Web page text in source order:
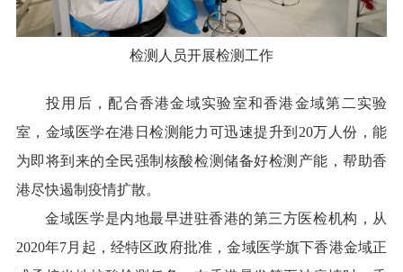
检测人员开展检测工作
投用后，配合香港金域实验室和香港金域第二实验
室，金域医学在港日检测能力可迅速提升到20万人份，能
为即将到来的全民强制核酸检测储备好检测产能，帮助香
港尽快遏制疫情扩散。
金域医学是内地最早进驻香港的第三方医检机构，从
2020年7月起，经特区政府批准，金域医学旗下香港金域正